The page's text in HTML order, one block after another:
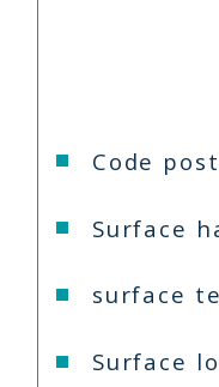
Caractéristiques
Code
Surface
surface
Surface